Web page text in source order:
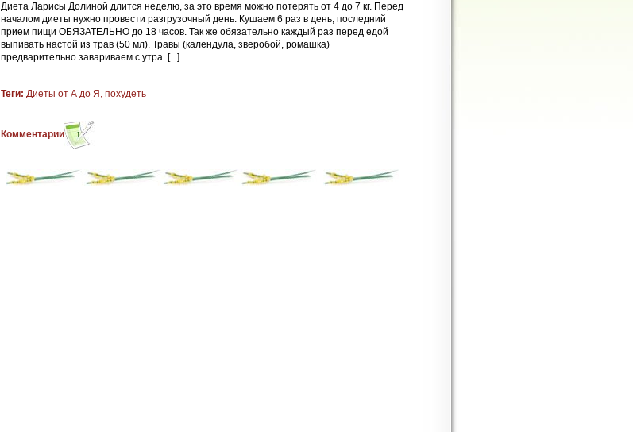
Диета Ларисы Долиной длится неделю, за это время можно потерять от 4 до 7 кг. Перед
началом диеты нужно провести разгрузочный день. Кушаем 6 раз в день, последний
прием пищи ОБЯЗАТЕЛЬНО до 18 часов. Так же обязательно каждый раз перед едой
выпивать настой из трав (50 мл). Травы (календула, зверобой, ромашка)
предварительно завариваем с утра. [...]
Теги: Диеты от А до Я , похудеть
Комментарии 1